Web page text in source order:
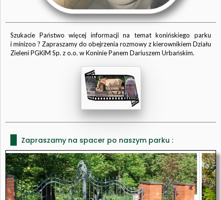
Szukacie Państwo więcej informacji na temat konińskiego parku
i minizoo ? Zapraszamy do obejrzenia rozmowy z kierownikiem Działu
Zieleni PGKiM Sp. z o.o. w Koninie Panem Dariuszem Urbańskim.
Zapraszamy na spacer po naszym parku :